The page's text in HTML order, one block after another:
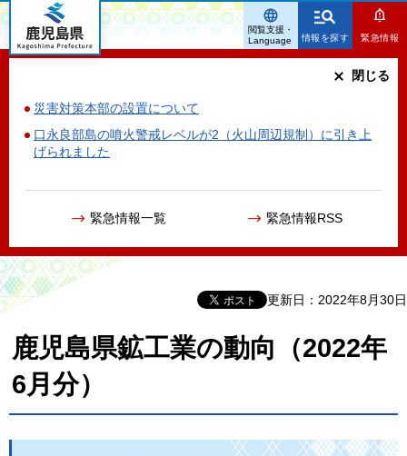
鹿児島県
情報を探す 緊急情報
災害対策本部の設置について
口永良部島の噴火警戒レベルが2（火山周辺規制）に引き上
げられました
緊急情報一覧 緊急情報RSS
閉じる
閲覧支援・
Language
更新日：2022年8月30日
鹿児島県鉱工業の動向（2022年
6月分）